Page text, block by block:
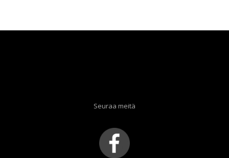
Seuraa meitä